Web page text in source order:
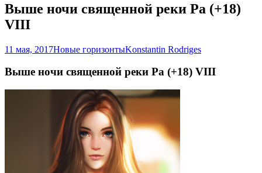
Выше ночи священной реки Ра (+18)
VIII
11 мая, 2017Новые горизонтыKonstantin Rodriges
Выше ночи священной реки Ра (+18) VIII